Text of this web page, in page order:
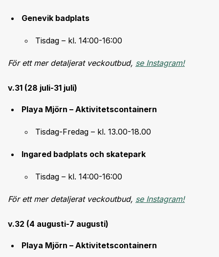
Genevik badplats
Tisdag – kl. 14:00-16:00
För ett mer detaljerat veckoutbud, se Instagram!
v.31 (28 juli-31 juli)
Playa Mjörn – Aktivitetscontainern
Tisdag-Fredag – kl. 13.00-18.00
Ingared badplats och skatepark
Tisdag – kl. 14:00-16:00
För ett mer detaljerat veckoutbud, se Instagram!
v.32 (4 augusti-7 augusti)
Playa Mjörn – Aktivitetscontainern